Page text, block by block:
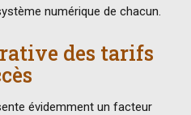
numérique de chacun.
des tarifs
évidemment un facteur